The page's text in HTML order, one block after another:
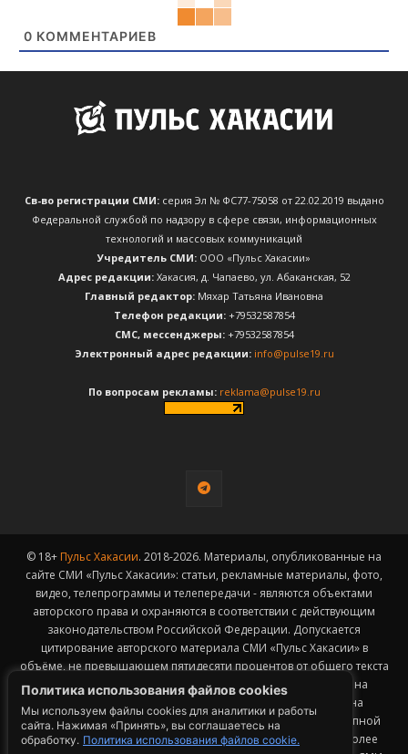
Политика использования файлов cookies
Мы используем файлы cookies для аналитики и работы
сайта. Нажимая «Принять», вы соглашаетесь на
обработку. Политика использования файлов cookie.
0 КОММЕНТАРИЕВ
Св-во регистрации СМИ:серия Эл № ФС77-75058 от 22.02.2019 выдано
Федеральной службой по надзору в сфере связи, информационных
технологий и массовых коммуникаций
Учредитель СМИ: ООО «Пульс Хакасии»
Адрес редакции:Хакасия, д. Чапаево, ул. Абаканская, 52
Главный редактор: Мяхар Татьяна Ивановна
Телефон редакции:+79532587854
CМС, мессенджеры:+79532587854
Электронный адрес редакции: info@pulse19.ru
По вопросам рекламы: reklama@pulse19.ru
© 18+ Пульс Хакасии. 2018-2026. Материалы, опубликованные на
сайте СМИ «Пульс Хакасии»: статьи, рекламные материалы, фото,
видео, телепрограммы и телепередачи - являются объектами
авторского права и охраняются в соответствии с действующим
законодательством Российской Федерации. Допускается
цитирование авторского материала СМИ «Пульс Хакасии» в
объёме, не превышающем пятидесяти процентов от общего текста
публикации с обязательным размещением гиперссылки на
страницу заимствования материала. Гиперссылка должна
размещаться в тексте цитируемого материала и быть доступной
для индексации поисковыми системами. Заимствование более